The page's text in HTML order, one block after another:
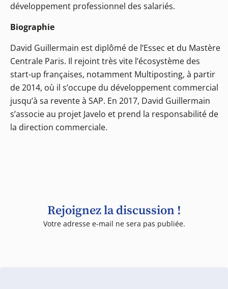
développement professionnel des salariés.
Biographie
David Guillermain est diplômé de l’Essec et du Mastère
Centrale Paris. Il rejoint très vite l’écosystème des
start-up françaises, notamment Multiposting, à partir
de 2014, où il s’occupe du développement commercial
jusqu’à sa revente à SAP. En 2017, David Guillermain
s’associe au projet Javelo et prend la responsabilité de
la direction commerciale.
Rejoignez la discussion !
Votre adresse e-mail ne sera pas publiée.